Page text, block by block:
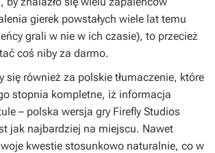
gierek powstałych wiele lat temu
grali w nie w ich czasie), to przecież
coś niby za darmo.
się również za polskie tłumaczenie, które
stopnia kompletne, iż informacja
– polska wersja gry Firefly Studios
jak najbardziej na miejscu. Nawet
kwestie stosunkowo naturalnie, co w